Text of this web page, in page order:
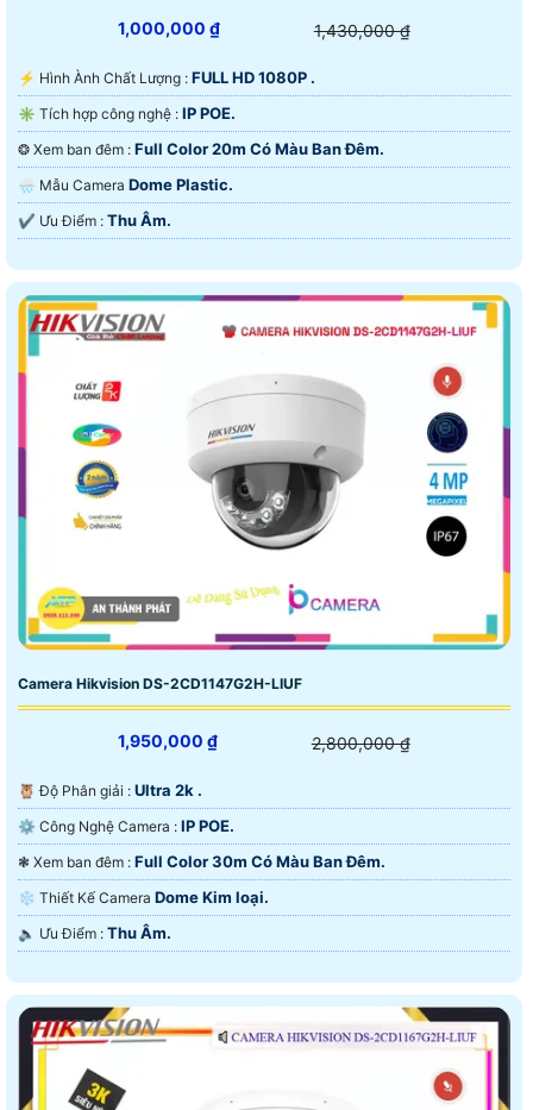
1,000,000 ₫ 1,430,000 ₫
️⚡ Hình Ành Chất Lượng : FULL HD 1080P .
✳️ Tích hợp công nghệ : IP POE.
❂ Xem ban đêm : Full Color 20m Có Màu Ban Ðêm.
🌧️ Mẫu Camera Dome Plastic.
️✔️ Ưu Điểm : Thu Âm.
Camera Hikvision DS-2CD1147G2H-LIUF
1,950,000 ₫ 2,800,000 ₫
🦉 Độ Phân giải : Ultra 2k .
⚙ Công Nghệ Camera : IP POE.
❃ Xem ban đêm : Full Color 30m Có Màu Ban Ðêm.
❄ Thiết Kế Camera Dome Kim loại.
️🔈 Ưu Điểm : Thu Âm.